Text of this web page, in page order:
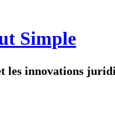
Simple
les innovations